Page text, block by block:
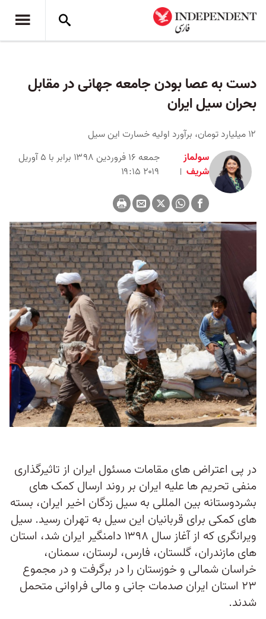
دست به عصا بودن جامعه جهانی در مقابل
بحران سیل ایران
۱۲ میلیارد تومان، برآورد اولیه خسارت این سیل
سولماز
شریف
جمعه ۱۶ فروردین ۱۳۹۸ برابر با ۵ آوریل
۲۰۱۹ ۱۹:۱۵
در پی اعتراض های مقامات مسئول ایران از تاثیرگذاری
منفی تحریم ها علیه ایران بر روند ارسال کمک های
بشردوستانه بین المللی به سیل زدگان اخیر ایران، بسته
های کمکی برای قربانیان این سیل به تهران رسید. سیل
ویرانگری که از آغاز سال ۱۳۹۸ دامنگیر ایران شد، استان
های مازندران، گلستان، فارس، لرستان، سمنان،
خراسان شمالی و خوزستان را در برگرفت و در مجموع
۲۳ استان ایران صدمات جانی و مالی فراوانی متحمل
شدند.